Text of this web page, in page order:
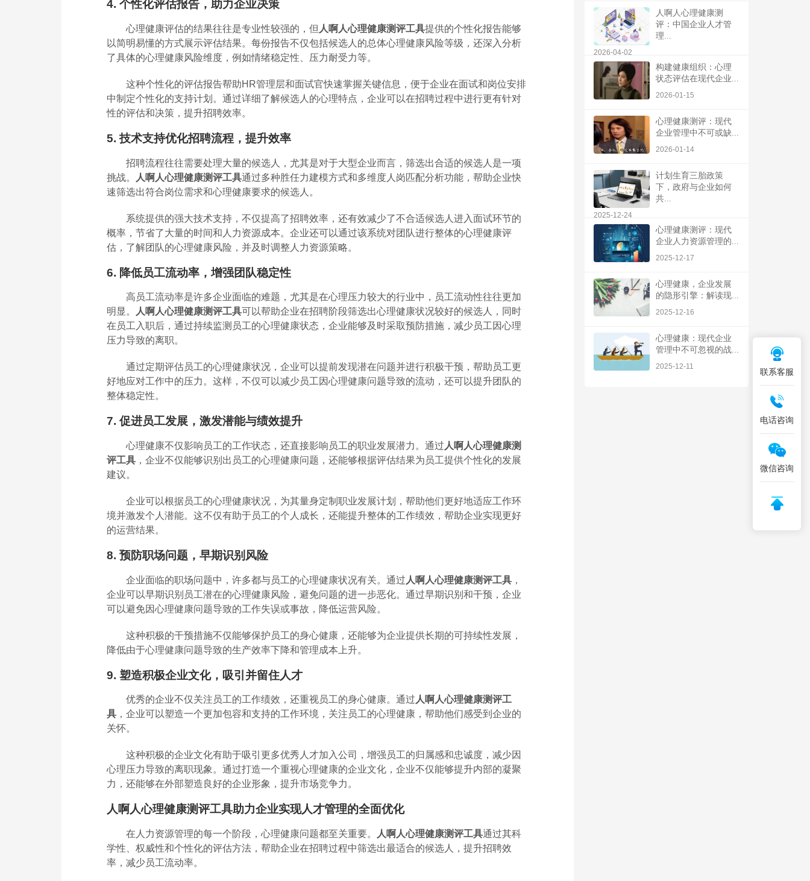
4. 个性化评估报告，助力企业决策
心理健康评估的结果往往是专业性较强的，但 人啊人心理健康测评工具提供的个性化报告能够
以简明易懂的方式展示评估结果。每份报告不仅包括候选人的总体心理健康风险等级，还深入分析
了具体的心理健康风险维度，例如情绪稳定性、压力耐受力等。
这种个性化的评估报告帮助HR管理层和面试官快速掌握关键信息，便于企业在面试和岗位安排
中制定个性化的支持计划。通过详细了解候选人的心理特点，企业可以在招聘过程中进行更有针对
性的评估和决策，提升招聘效率。
5. 技术支持优化招聘流程，提升效率
招聘流程往往需要处理大量的候选人，尤其是对于大型企业而言，筛选出合适的候选人是一项
挑战。
人啊人心理健康测评工具通过多种胜任力建模方式和多维度人岗匹配分析功能，帮助企业快
速筛选出符合岗位需求和心理健康要求的候选人。
系统提供的强大技术支持，不仅提高了招聘效率，还有效减少了不合适候选人进入面试环节的
概率，节省了大量的时间和人力资源成本。企业还可以通过该系统对团队进行整体的心理健康评
估，了解团队的心理健康风险，并及时调整人力资源策略。
6. 降低员工流动率，增强团队稳定性
高员工流动率是许多企业面临的难题，尤其是在心理压力较大的行业中，员工流动性往往更加
明显。
人啊人心理健康测评工具可以帮助企业在招聘阶段筛选出心理健康状况较好的候选人，同时
在员工入职后，通过持续监测员工的心理健康状态，企业能够及时采取预防措施，减少员工因心理
压力导致的离职。
通过定期评估员工的心理健康状况，企业可以提前发现潜在问题并进行积极干预，帮助员工更
好地应对工作中的压力。这样，不仅可以减少员工因心理健康问题导致的流动，还可以提升团队的
整体稳定性。
7. 促进员工发展，激发潜能与绩效提升
心理健康不仅影响员工的工作状态，还直接影响员工的职业发展潜力。通过 人啊人心理健康测
评工具 ，企业不仅能够识别出员工的心理健康问题，还能够根据评估结果为员工提供个性化的发展
建议。
企业可以根据员工的心理健康状况，为其量身定制职业发展计划，帮助他们更好地适应工作环
境并激发个人潜能。这不仅有助于员工的个人成长，还能提升整体的工作绩效，帮助企业实现更好
的运营结果。
8. 预防职场问题，早期识别风险
企业面临的职场问题中，许多都与员工的心理健康状况有关。通过 人啊人心理健康测评工具 ，
企业可以早期识别员工潜在的心理健康风险，避免问题的进一步恶化。通过早期识别和干预，企业
可以避免因心理健康问题导致的工作失误或事故，降低运营风险。
这种积极的干预措施不仅能够保护员工的身心健康，还能够为企业提供长期的可持续性发展，
降低由于心理健康问题导致的生产效率下降和管理成本上升。
9. 塑造积极企业文化，吸引并留住人才
优秀的企业不仅关注员工的工作绩效，还重视员工的身心健康。通过人啊人心理健康测评工
具 ，企业可以塑造一个更加包容和支持的工作环境，关注员工的心理健康，帮助他们感受到企业的
关怀。
这种积极的企业文化有助于吸引更多优秀人才加入公司，增强员工的归属感和忠诚度，减少因
心理压力导致的离职现象。通过打造一个重视心理健康的企业文化，企业不仅能够提升内部的凝聚
力，还能够在外部塑造良好的企业形象，提升市场竞争力。
人啊人心理健康测评工具助力企业实现人才管理的全面优化
在人力资源管理的每一个阶段，心理健康问题都至关重要。 人啊人心理健康测评工具通过其科
学性、权威性和个性化的评估方法，帮助企业在招聘过程中筛选出最适合的候选人，提升招聘效
率，减少员工流动率。
人啊人心理健康测
评：中国企业人才管
理...
2026-04-02
构建健康组织：心理
状态评估在现代企业...
2026-01-15
心理健康测评：现代
企业管理中不可或缺...
2026-01-14
计划生育三胎政策
下，政府与企业如何
共...
2025-12-24
心理健康测评：现代
企业人力资源管理的...
2025-12-17
心理健康，企业发展
的隐形引擎：解读现...
2025-12-16
心理健康：现代企业
管理中不可忽视的战...
2025-12-11
联系客服
电话咨询
微信咨询